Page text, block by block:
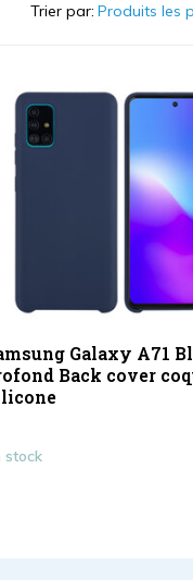
Trier par:
Galaxy A71
Back cover
stock